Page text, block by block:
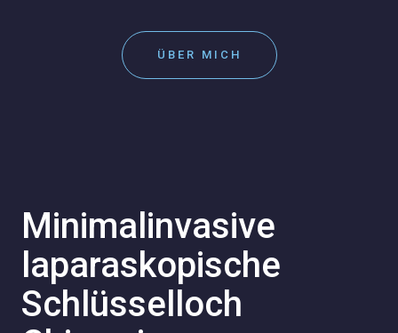
ÜBER MICH
Minimalinvasive
laparaskopische
Schlüsselloch